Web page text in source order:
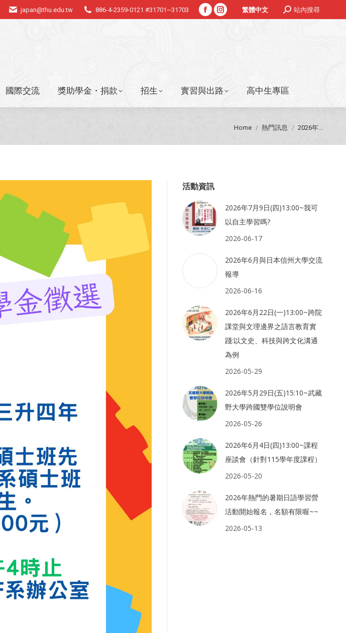
japan@thu.edu.tw 886-4-2359-0121 #31701~31703
FacebookInstagram
繁體中文 Search:站內搜尋
國際交流 獎助學金・捐款 招生 實習與出路 高中生專區
You are here:
Home 熱門訊息 2026年...
活動資訊
2026年7月9日(四)13:00~我可
以自主學習嗎?
2026-06-17
2026年6月與日本信州大學交流
報導
2026-06-16
2026年6月22日(一)13:00~跨院
課堂與文理邊界之語言教育實
踐:以文史、科技與跨文化溝通
為例
2026-05-29
2026年5月29日(五)15:10~武藏
野大學跨國雙學位說明會
2026-05-26
2026年6月4日(四)13:00~課程
座談會（針對115學年度課程）
2026-05-20
2026年熱門的暑期日語學習營
活動開始報名，名額有限喔~~
2026-05-13
國際交流 獎助學金・捐款 招生 實習與出路 高中生專區